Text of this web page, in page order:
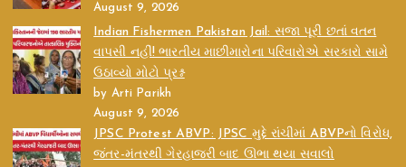
August 9, 2026
Indian Fishermen Pakistan Jail: સજા પૂરી છતાં વતન
વાપસી નહીં! ભારતીય માછીમારોના પરિવારોએ સરકારો સામે
ઉઠાવ્યો મોટો પ્રશ્ન
by Arti Parikh
August 9, 2026
JPSC Protest ABVP: JPSC મુદ્દે રાંચીમાં ABVPનો વિરોધ,
જંતર-મંતરથી ગેરહાજરી બાદ ઊભા થયા સવાલો